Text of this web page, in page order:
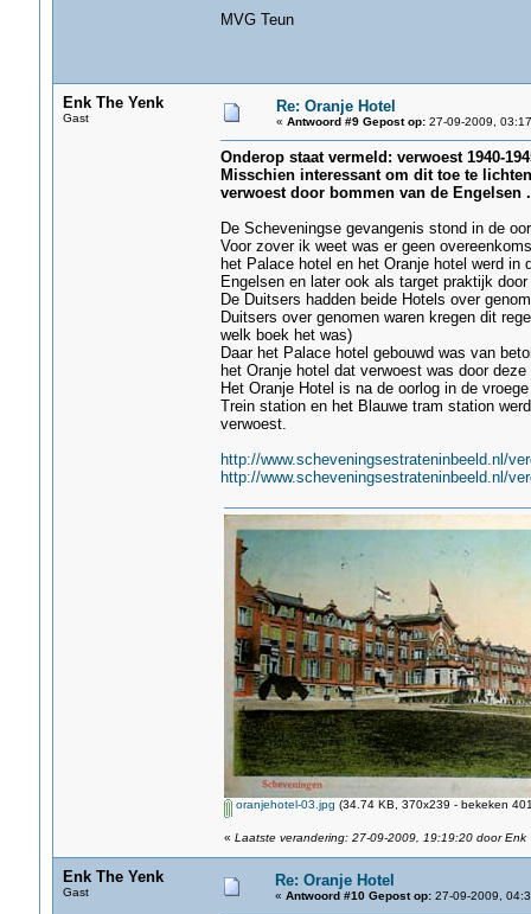
MVG Teun
Enk The Yenk
Gast
Re: Oranje Hotel
« Antwoord #9 Gepost op:27-09-2009,
Onderop staat vermeld: verwoest 1940-
Misschien interessant om dit toe te
verwoest door bommen van de Engelsen
De Scheveningse gevangenis stond in de
Voor zover ik weet was er geen
het Palace hotel en het Oranje hotel werd in
Engelsen en later ook als target praktijk
De Duitsers hadden beide Hotels over
Duitsers over genomen waren kregen dit
welk boek het was)
Daar het Palace hotel gebouwd was van
het Oranje hotel dat verwoest was door deze
Het Oranje Hotel is na de oorlog in de
Trein station en het Blauwe tram station
verwoest.
http://www.scheveningsestrateninbeeld.nl/
http://www.scheveningsestrateninbeeld.nl/
oranjehotel-03.jpg (34.74 KB, 370x239 - bekeken
« Laatste verandering: 27-09-2009, 19:19:20 door Enk
Enk The Yenk
Gast
Re: Oranje Hotel
« Antwoord #10 Gepost op:27-09-2009,